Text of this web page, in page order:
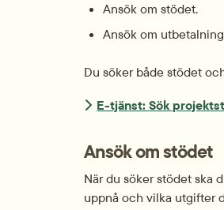
Ansök om stödet.
Ansök om
Du söker både stödet
E-tjänst: Sök
Ansök om stödet
När du söker stödet ska
uppnå och vilka utgifter